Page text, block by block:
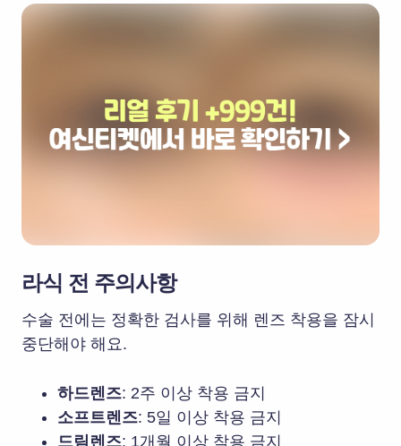
라식 전 주의사항
수술 전에는 정확한 검사를 위해 렌즈 착용을 잠시
중단해야 해요.
하드렌즈: 2주 이상 착용 금지
소프트렌즈: 5일 이상 착용 금지
드림렌즈: 1개월 이상 착용 금지